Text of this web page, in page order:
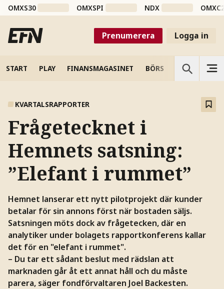
OMXS30 OMXSPI NDX
Prenumerera Logga in
START PLAY FINANSMAGASINET BÖRS VETENSKAP
KVARTALSRAPPORTER
Frågetecknet i
Hemnets satsning:
”Elefant i rummet”
Hemnet lanserar ett nytt pilotprojekt där kunder
betalar för sin annons först när bostaden säljs.
Satsningen möts dock av frågetecken, där en
analytiker under bolagets rapportkonferens kallar
det för en "elefant i rummet".
– Du tar ett sådant beslut med rädslan att
marknaden går åt ett annat håll och du måste
parera, säger fondförvaltaren Joel Backesten.